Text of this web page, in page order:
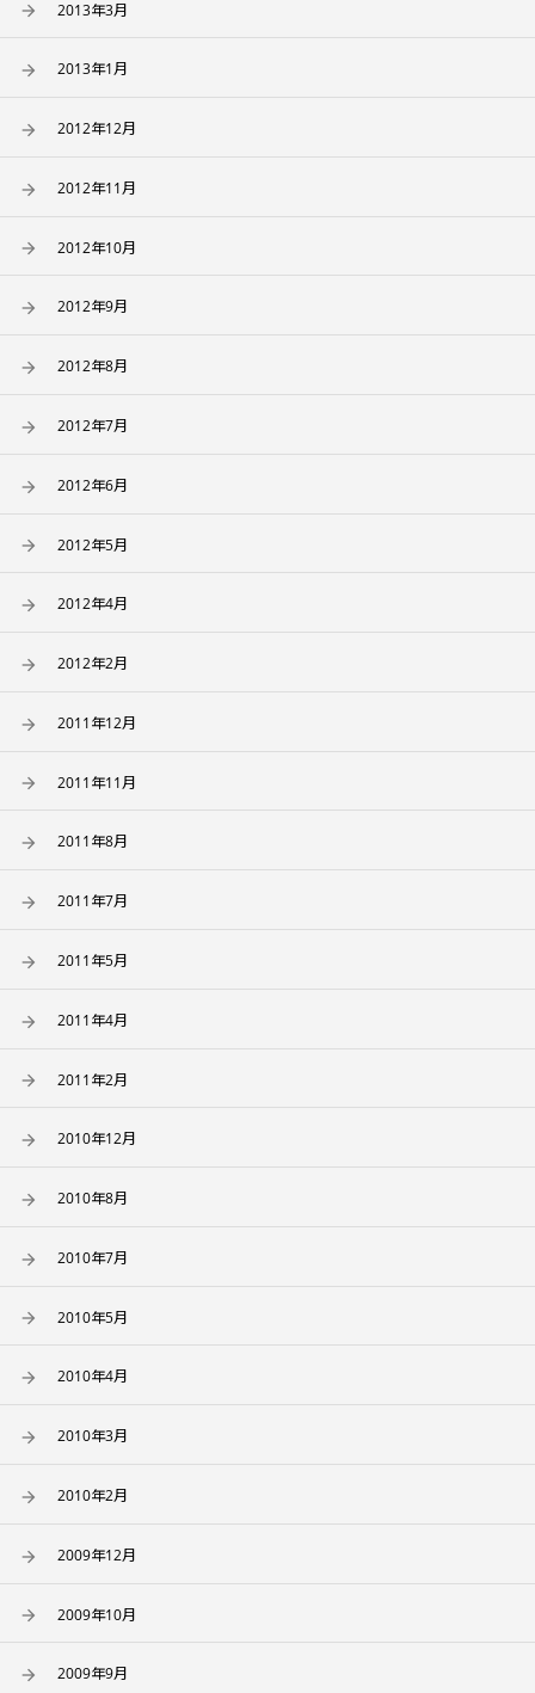
2013年3月
2013年1月
2012年12月
2012年11月
2012年10月
2012年9月
2012年8月
2012年7月
2012年6月
2012年5月
2012年4月
2012年2月
2011年12月
2011年11月
2011年8月
2011年7月
2011年5月
2011年4月
2011年2月
2010年12月
2010年8月
2010年7月
2010年5月
2010年4月
2010年3月
2010年2月
2009年12月
2009年10月
2009年9月